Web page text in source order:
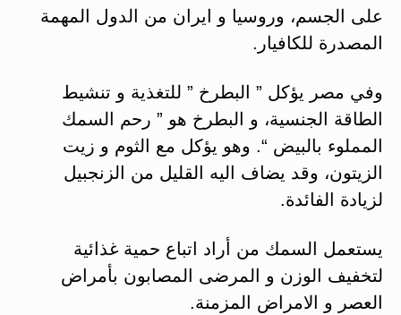
على الجسم، وروسيا و ايران من الدول المهمة
المصدرة للكافيار.
وفي مصر يؤكل ” البطرخ ” للتغذية و تنشيط
الطاقة الجنسية، و البطرخ هو ” رحم السمك
المملوء بالبيض “. وهو يؤكل مع الثوم و زيت
الزيتون، وقد يضاف اليه القليل من الزنجبيل
لزيادة الفائدة.
يستعمل السمك من أراد اتباع حمية غذائية
لتخفيف الوزن و المرضى المصابون بأمراض
العصر و الامراض المزمنة.